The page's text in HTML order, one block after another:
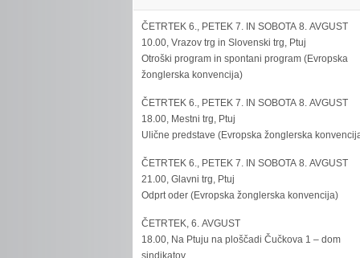
ČETRTEK 6., PETEK 7. IN SOBOTA 8. AVGUST
10.00, Vrazov trg in Slovenski trg, Ptuj
Otroški program in spontani program (Evropska
žonglerska konvencija)
ČETRTEK 6., PETEK 7. IN SOBOTA 8. AVGUST
18.00, Mestni trg, Ptuj
Ulične predstave (Evropska žonglerska
ČETRTEK 6., PETEK 7. IN SOBOTA 8. AVGUST
21.00, Glavni trg, Ptuj
Odprt oder (Evropska žonglerska konvencija)
ČETRTEK, 6. AVGUST
18.00, Na Ptuju na ploščadi Čučkova 1 – dom
sindikatov